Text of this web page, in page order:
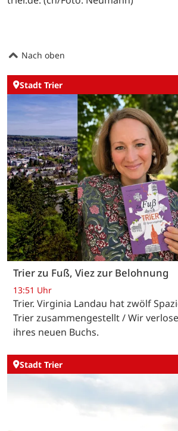
Nach oben
Stadt Trier
Trier zu Fuß, Viez zur Belohnung
13:51 Uhr
Trier. Virginia Landau hat zwölf
Trier zusammengestellt / Wir
ihres neuen Buchs.
Stadt Trier